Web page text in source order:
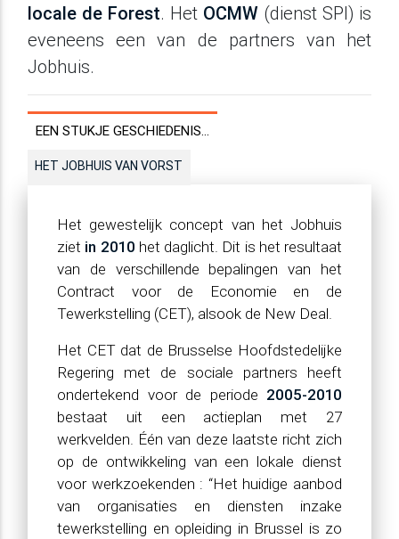
locale de Forest. Het OCMW (dienst SPI) is
eveneens een van de partners van het
Jobhuis.
EEN STUKJE GESCHIEDENIS…
HET JOBHUIS VAN VORST
Het gewestelijk concept van het Jobhuis
ziet in 2010 het daglicht. Dit is het resultaat
van de verschillende bepalingen van het
Contract voor de Economie en de
Tewerkstelling (CET), alsook de New Deal.
Het CET dat de Brusselse Hoofdstedelijke
Regering met de sociale partners heeft
ondertekend voor de periode 2005-2010
bestaat uit een actieplan met 27
werkvelden. Één van deze laatste richt zich
op de ontwikkeling van een lokale dienst
voor werkzoekenden : “Het huidige aanbod
van organisaties en diensten inzake
tewerkstelling en opleiding in Brussel is zo